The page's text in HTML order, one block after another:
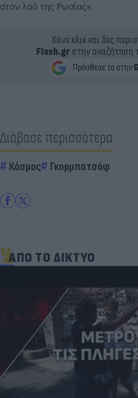
στον λαό της Ρωσίας».
Κάνε κλικ και δες
Flash.grστην αναζήτηση
Διάβασε περισσότερα
Κόσμος Γκορμπατσόφ
ΑΠΟ ΤΟ ΔΙΚΤΥΟ